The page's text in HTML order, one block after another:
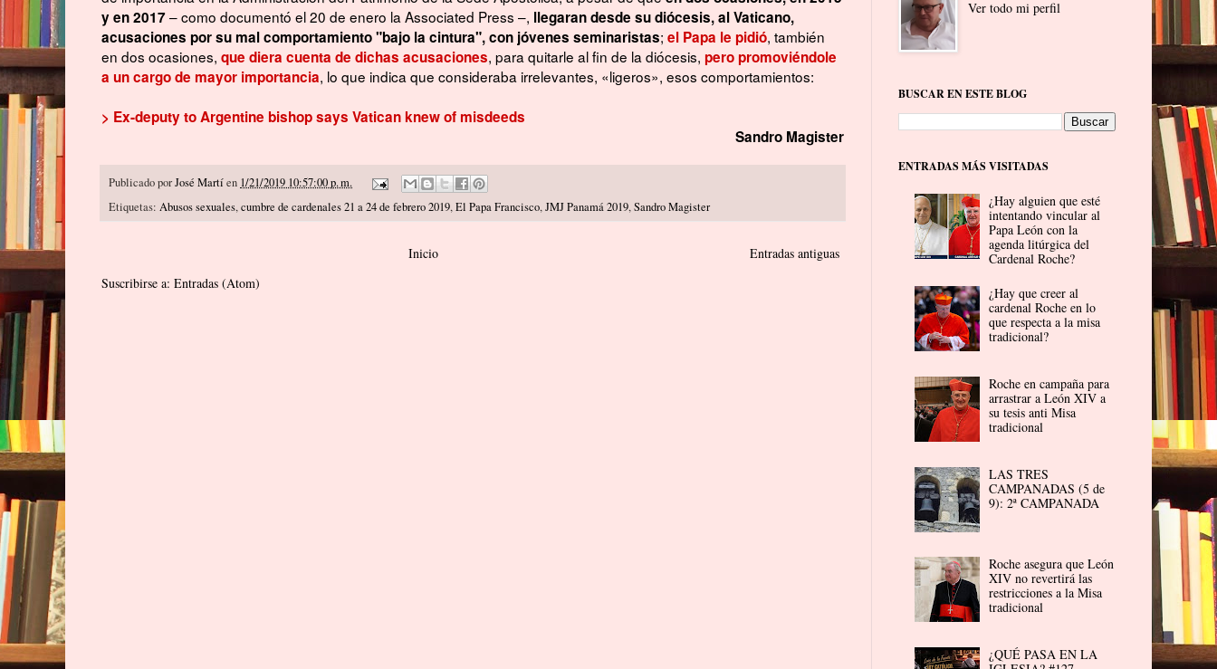
y en 2017– como documentó el 20 de enero la Associated Press –, llegaran desde su diócesis, al Vaticano,
acusaciones por su mal comportamiento "bajo la cintura", con jóvenes seminaristas; el Papa le pidió, también
en dos ocasiones, que diera cuenta de dichas acusaciones, para quitarle al fin de la diócesis, pero promoviéndole
a un cargo de mayor importancia, lo que indica que consideraba irrelevantes, «ligeros», esos comportamientos:
> Ex-deputy to Argentine bishop says Vatican knew of misdeeds
Sandro Magister
Publicado porJosé Martíen 1/21/2019 10:57:00 p. m.
Etiquetas: Abusos sexuales,cumbre de cardenales 21 a 24 de febrero 2019,El Papa Francisco,JMJ Panamá 2019,Sandro Magister
Entradas antiguas
Inicio
Suscribirse a: Entradas (Atom)
Ver todo mi perfil
BUSCAR EN ESTE BLOG
ENTRADAS MÁS VISITADAS
¿Hay alguien que esté
intentando vincular al
Papa León con la
agenda litúrgica del
Cardenal Roche?
¿Hay que creer al
cardenal Roche en lo
que respecta a la misa
tradicional?
Roche en campaña para
arrastrar a León XIV a
su tesis anti Misa
tradicional
LAS TRES
CAMPANADAS (5 de
9): 2ª CAMPANADA
Roche asegura que León
XIV no revertirá las
restricciones a la Misa
tradicional
¿QUÉ PASA EN LA